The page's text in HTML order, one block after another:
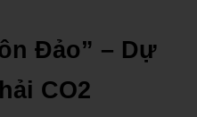
Đảo” – Dự
CO2